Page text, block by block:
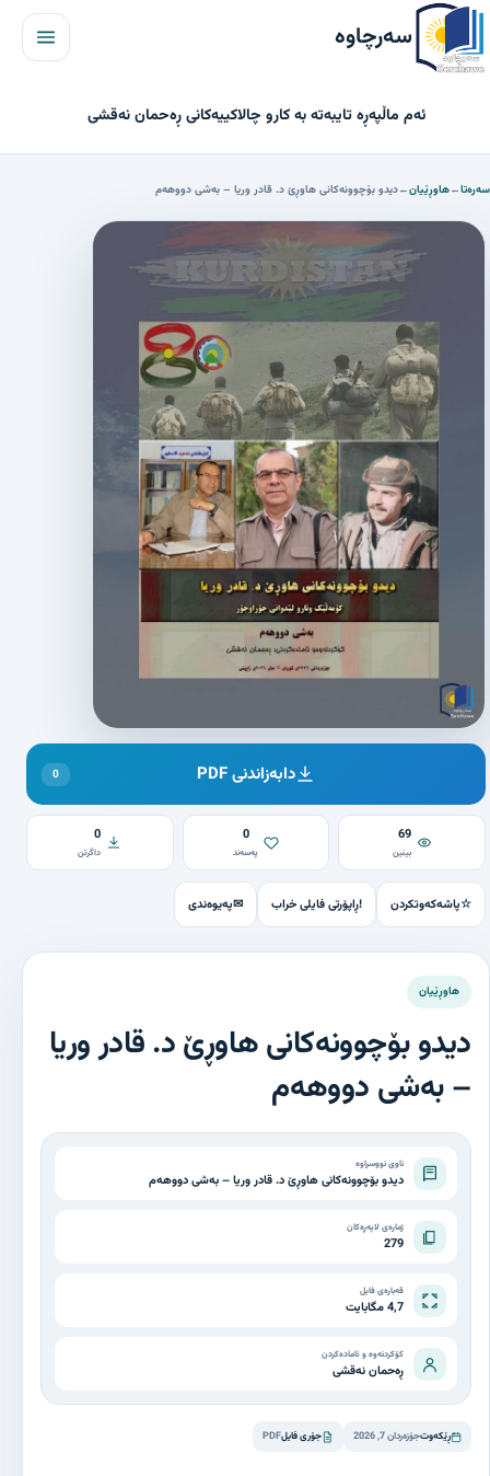
سەرچاوە
ئەم ماڵپەڕە تایبەتە بە کارو چالاکییەکانی ڕەحمان نەقشی
مێنیو
سەرەتا←هاوڕێیان←دیدو بۆچوونەکانی هاوڕێ د. قادر وریا – بەشی دووهەم
دابەزاندنی PDF 0
69
بینین
0
پەسەند
0
داگرتن
☆پاشەکەوتکردن !ڕاپۆرتی فایلی خراب ✉پەیوەندی
هاوڕێیان
دیدو بۆچوونەکانی هاوڕێ د. قادر وریا
– بەشی دووهەم
ناوی نووسراوە
دیدو بۆچوونەکانی هاوڕێ د. قادر وریا – بەشی دووهەم
ژمارەی لاپەڕەکان
279
قەبارەی فایل
4,7 مگابایت
کۆکردنەوە و ئامادەکردن
ڕەحمان نەقشی
ڕێکەوتجۆزەردان 7, 2026 جۆری فایلPDF